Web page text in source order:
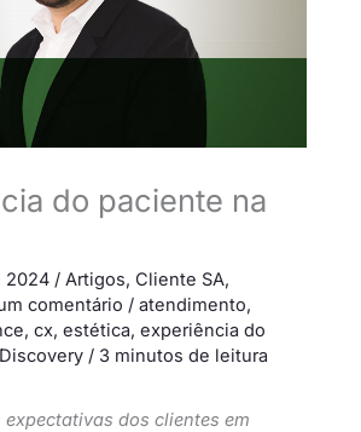
do paciente na
2024 / Artigos, Cliente SA,
comentário / atendimento,
, cx, estética, experiência do
/ 3 minutos de leitura
dos clientes em